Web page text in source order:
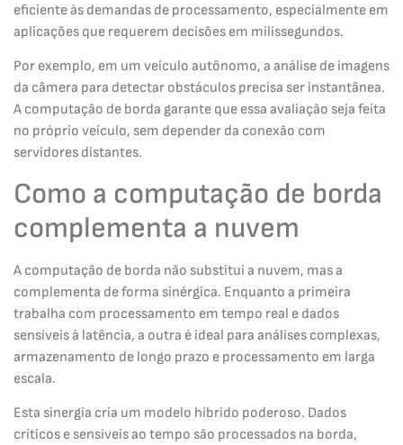
eficiente às demandas de processamento, especialmente em
aplicações que requerem decisões em milissegundos.
Por exemplo, em um veículo autônomo, a análise de imagens
da câmera para detectar obstáculos precisa ser instantânea.
A computação de borda garante que essa avaliação seja feita
no próprio veículo, sem depender da conexão com
servidores distantes.
Como a computação de borda
complementa a nuvem
A computação de borda não substitui a nuvem, mas a
complementa de forma sinérgica. Enquanto a primeira
trabalha com processamento em tempo real e dados
sensíveis à latência, a outra é ideal para análises complexas,
armazenamento de longo prazo e processamento em larga
escala.
Esta sinergia cria um modelo híbrido poderoso. Dados
críticos e sensíveis ao tempo são processados na borda,